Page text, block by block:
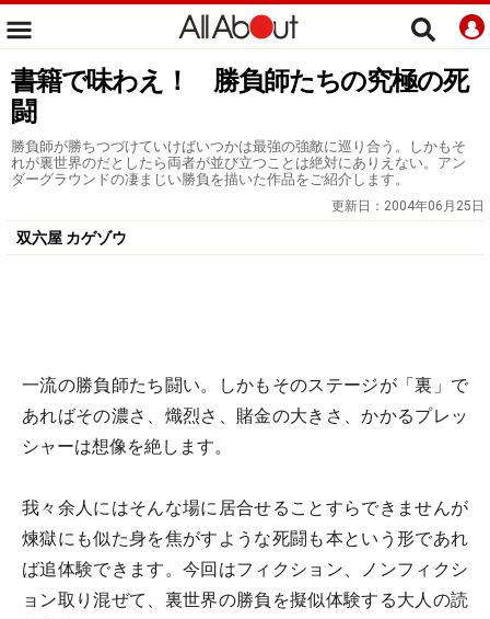
書籍で味わえ！ 勝負師たちの究極の死
闘
勝負師が勝ちつづけていけばいつかは最強の強敵に巡り合う。しかもそ
れが裏世界のだとしたら両者が並び立つことは絶対にありえない。アン
ダーグラウンドの凄まじい勝負を描いた作品をご紹介します。
更新日： 2004年06月25日
双六屋 カゲゾウ
一流の勝負師たち闘い。しかもそのステージが「裏」で
あればその濃さ、熾烈さ、賭金の大きさ、かかるプレッ
シャーは想像を絶します。
我々余人にはそんな場に居合せることすらできませんが
煉獄にも似た身を焦がすような死闘も本という形であれ
ば追体験できます。今回はフィクション、ノンフィクシ
ョン取り混ぜて、裏世界の勝負を擬似体験する大人の読